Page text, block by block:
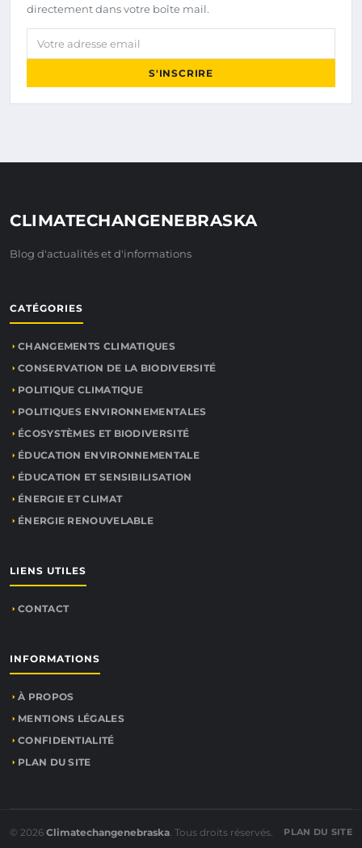
directement dans votre boîte mail.
Votre adresse email
S'INSCRIRE
CLIMATECHANGENEBRASKA
Blog d'actualités et d'informations
CATÉGORIES
CHANGEMENTS CLIMATIQUES
CONSERVATION DE LA BIODIVERSITÉ
POLITIQUE CLIMATIQUE
POLITIQUES ENVIRONNEMENTALES
ÉCOSYSTÈMES ET BIODIVERSITÉ
ÉDUCATION ENVIRONNEMENTALE
ÉDUCATION ET SENSIBILISATION
ÉNERGIE ET CLIMAT
ÉNERGIE RENOUVELABLE
LIENS UTILES
CONTACT
INFORMATIONS
À PROPOS
MENTIONS LÉGALES
CONFIDENTIALITÉ
PLAN DU SITE
© 2026 Climatechangenebraska. Tous droits réservés. PLAN DU SITE